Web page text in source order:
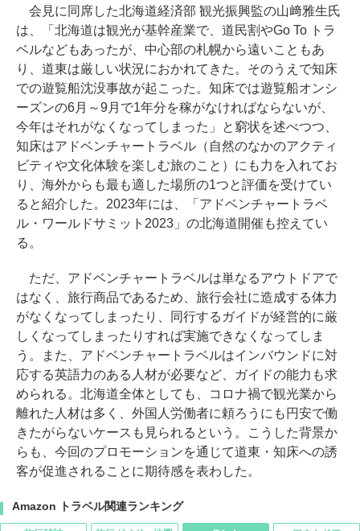
会見に同席した北海道経済部 観光振興監の山﨑雅生氏
は、「北海道は観光が基幹産業で、道民割やGo To トラ
ベルなどもあったが、中心部の札幌から遠いこともあ
り、道東は厳しい状況におかれてきた。そのうえで知床
での遊覧船沈没事故が起こった。知床では遊覧船オンシ
ーズンの6月～9月で1年分を稼がなければならないが、
今年はそれがなくなってしまった」と窮状を述べつつ、
知床はアドベンチャートラベル（自然のなかのアクティ
ビティや文化体験を楽しむ旅のこと）にも力を入れてお
り、海外からも最も適した場所の1つと評価を受けてい
ると紹介した。2023年には、「アドベンチャートラベ
ル・ワールドサミット2023」の北海道開催も控えてい
る。
ただ、アドベンチャートラベルは単なるアウトドアで
はなく、旅行商品であるため、旅行会社に造成する体力
がなくなってしまったり、同行するガイドが経営的に厳
しくなってしまったりすれば実施できなくなってしま
う。また、アドベンチャートラベルはインバウンドに対
応する英語力のある人材が必要など、ガイドの能力も求
められる。北海道全体としても、コロナ禍で観光業から
離れた人材は多く、外国人労働者に頼ろうにも円安で働
きたがらないケースも見られるという。こうした背景か
らも、今回のプロモーションを通じて道東・知床への誘
客が促進されることに期待感を表わした。
Amazon トラベル関連ランキング